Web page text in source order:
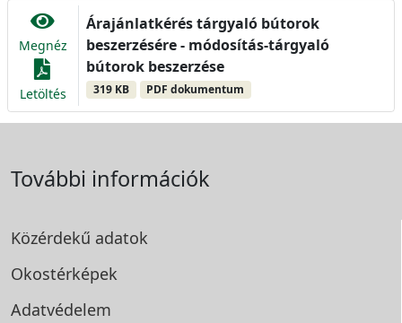
Megnéz
Letöltés
Árajánlatkérés tárgyaló bútorok
beszerzésére - módosítás-tárgyaló
bútorok beszerzése
319 KB PDF dokumentum
További információk
Közérdekű adatok
Okostérképek
Adatvédelem